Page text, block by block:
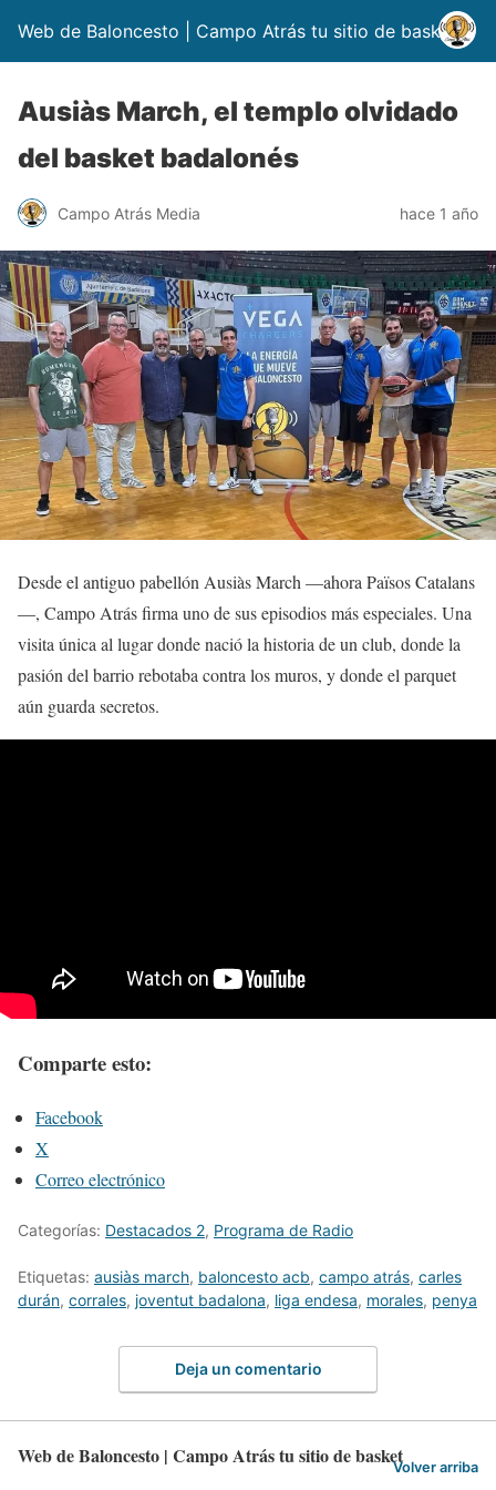
Web de Baloncesto | Campo Atrás tu sitio de basket
Ausiàs March, el templo olvidado
del basket badalonés
Campo Atrás Media hace 1 año
Desde el antiguo pabellón Ausiàs March —ahora Països Catalans
—, Campo Atrás firma uno de sus episodios más especiales. Una
visita única al lugar donde nació la historia de un club, donde la
pasión del barrio rebotaba contra los muros, y donde el parquet
aún guarda secretos.
Comparte esto:
Facebook
X
Correo electrónico
Categorías: Destacados 2, Programa de Radio
Etiquetas: ausiàs march, baloncesto acb, campo atrás, carles
durán, corrales, joventut badalona, liga endesa, morales, penya
Deja un comentario
Web de Baloncesto | Campo Atrás tu sitio de basketVolver arriba